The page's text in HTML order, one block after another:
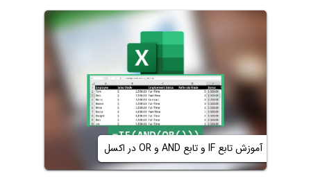
آموزش تابع IF و تابع AND و OR در اکسل